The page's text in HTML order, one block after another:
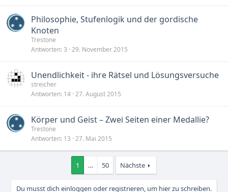
Philosophie, Stufenlogik und der gordische
Knoten
Trestone
Antworten 3 29. November 2015
Unendlichkeit - ihre Rätsel und Lösungsversuche
streicher
Antworten 14 27. August 2015
Körper und Geist – Zwei Seiten einer Medallie?
Trestone
Antworten 13 27. Mai 2015
1 … 50 Nächste
Du musst dich einloggen oder registrieren, um hier zu schreiben.